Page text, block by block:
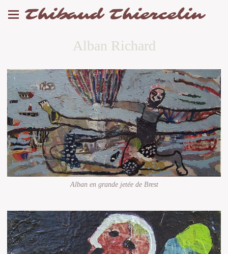
Thibaud Thiercelin
Alban Richard
Alban en grande jetée de Brest